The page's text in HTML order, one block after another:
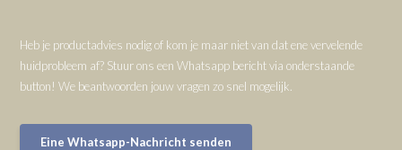
Heb je productadvies nodig of kom je maar niet van dat ene vervelende
huidprobleem af? Stuur ons een Whatsapp bericht via onderstaande
button! We beantwoorden jouw vragen zo snel mogelijk.
Eine Whatsapp-Nachricht senden